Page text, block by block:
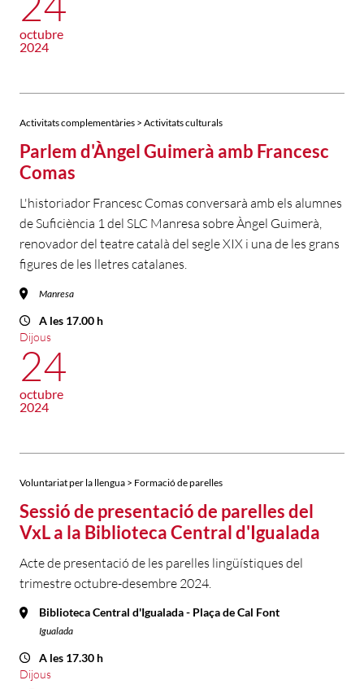
octubre
2024
Activitats complementàries > Activitats culturals
Parlem d'Àngel Guimerà amb Francesc
Comas
L'historiador Francesc Comas conversarà amb els alumnes
de Suficiència 1 del SLC Manresa sobre Àngel Guimerà,
renovador del teatre català del segle XIX i una de les grans
figures de les lletres catalanes.
Manresa
A les 17.00 h
Dijous
24
octubre
2024
Voluntariat per la llengua > Formació de parelles
Sessió de presentació de parelles del
VxL a la Biblioteca Central d'Igualada
Acte de presentació de les parelles lingüístiques del
trimestre octubre-desembre 2024.
Biblioteca Central d'Igualada - Plaça de Cal Font
Igualada
A les 17.30 h
Dijous